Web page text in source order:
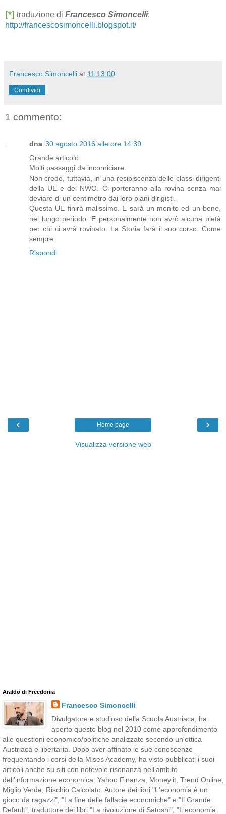
[*] traduzione di Francesco Simoncelli:
http://francescosimoncelli.blogspot.it/
Francesco Simoncelli at 11:13:00
Condividi
1 commento:
dna 30 agosto 2016 alle ore 14:39
Grande articolo.
Molti passaggi da incorniciare.
Non credo, tuttavia, in una resipiscenza delle classi dirigenti
della UE e del NWO. Ci porteranno alla rovina senza mai
deviare di un centimetro dai loro piani dirigisti.
Questa UE finirà malissimo. E sarà un monito ed un bene,
nel lungo periodo. E personalmente non avrò alcuna pietà
per chi ci avrà rovinato. La Storia farà il suo corso. Come
sempre.
Rispondi
‹ ›
Home page
Visualizza versione web
Araldo di Freedonia
Francesco Simoncelli
Divulgatore e studioso della Scuola Austriaca, ha
aperto questo blog nel 2010 come approfondimento
alle questioni economico/politiche analizzate secondo un'ottica
Austriaca e libertaria. Dopo aver affinato le sue conoscenze
frequentando i corsi della Mises Academy, ha visto pubblicati i suoi
articoli anche su siti con notevole risonanza nell'ambito
dell'informazione economica: Yahoo Finanza, Money.it, Trend Online,
Miglio Verde, Rischio Calcolato. Autore dei libri "L'economia è un
gioco da ragazzi", "La fine delle fallacie economiche" e "Il Grande
Default"; traduttore dei libri "La rivoluzione di Satoshi", "L'economia